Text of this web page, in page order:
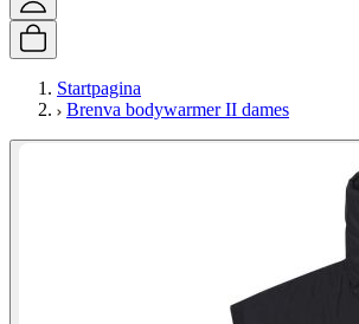
Startpagina
Brenva bodywarmer II dames